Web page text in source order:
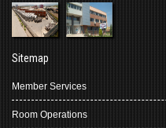
Sitemap
Member Services
Room Operations